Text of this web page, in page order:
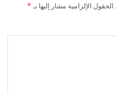
الحقول الإلزامية مشار إليها بـ*